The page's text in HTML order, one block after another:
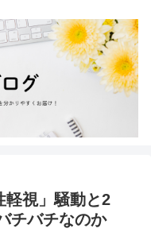
軽視」騒動と2
チバチなのか